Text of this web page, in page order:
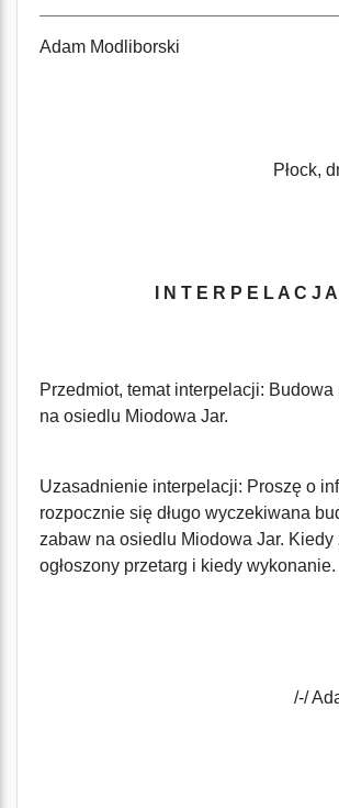
Adam Modliborski
Płock,
I N T E R P E L A C J A
Przedmiot, temat interpelacji:
na osiedlu Miodowa Jar.
Uzasadnienie interpelacji: Proszę o
rozpocznie się długo wyczekiwana
zabaw na osiedlu Miodowa Jar. Kiedy
ogłoszony przetarg i kiedy wykonanie.
/-/